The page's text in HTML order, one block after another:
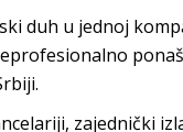
duh u jednoj
zajednički